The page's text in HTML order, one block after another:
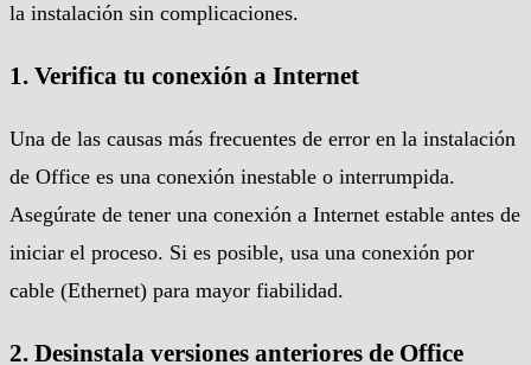
la instalación sin complicaciones.
1. Verifica tu conexión a Internet
Una de las causas más frecuentes de error en la instalación
de Office es una conexión inestable o interrumpida.
Asegúrate de tener una conexión a Internet estable antes de
iniciar el proceso. Si es posible, usa una conexión por
cable (Ethernet) para mayor fiabilidad.
2. Desinstala versiones anteriores de Office